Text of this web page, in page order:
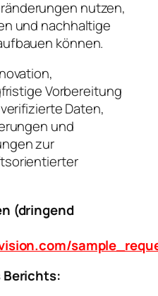
nutzen,
und nachhaltige
können.
Vorbereitung
Daten,
und
zur
(dringend
Berichts: